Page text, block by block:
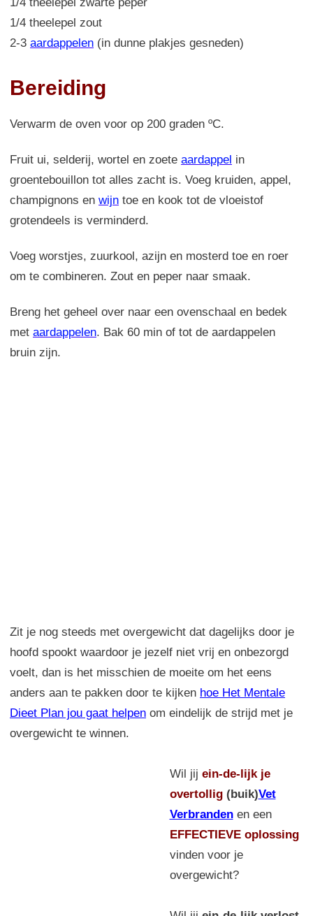
1/4 theelepel zout
2-3 aardappelen (in dunne plakjes gesneden)
Bereiding
Verwarm de oven voor op 200 graden ºC.
Fruit ui, selderij, wortel en zoete aardappel in
groentebouillon tot alles zacht is. Voeg kruiden, appel,
champignons en wijn toe en kook tot de vloeistof
grotendeels is verminderd.
Voeg worstjes, zuurkool, azijn en mosterd toe en roer
om te combineren. Zout en peper naar smaak.
Breng het geheel over naar een ovenschaal en bedek
met aardappelen. Bak 60 min of tot de aardappelen
bruin zijn.
Zit je nog steeds met overgewicht dat dagelijks door je
hoofd spookt waardoor je jezelf niet vrij en onbezorgd
voelt, dan is het misschien de moeite om het eens
anders aan te pakken door te kijken hoe Het Mentale
Dieet Plan jou gaat helpen om eindelijk de strijd met je
overgewicht te winnen.
Wil jij ein-de-lijk je
overtollig(buik)Vet
Verbranden en een
EFFECTIEVE oplossing
vinden voor je
overgewicht?